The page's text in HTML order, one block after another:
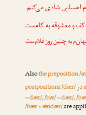
احساسِ شادی می‌کنم.
کفو معشوقه به کام‌ست
به چنین روز غلام‌ست
Alsothe preposition
postpositions /dær/در
~ dær/, /bæ/ ~ dær/, /
/bær ~ ændær/are